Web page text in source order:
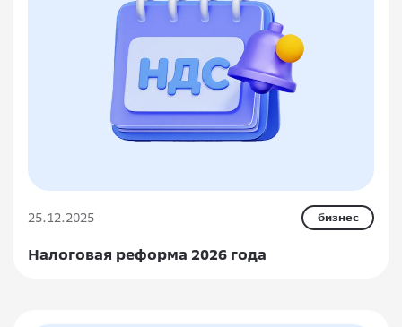
25.12.2025 бизнес
Налоговая реформа 2026 года